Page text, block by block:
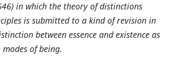
in which the theory of distinctions
is submitted to a kind of revision in
between essence and existence as
of being.